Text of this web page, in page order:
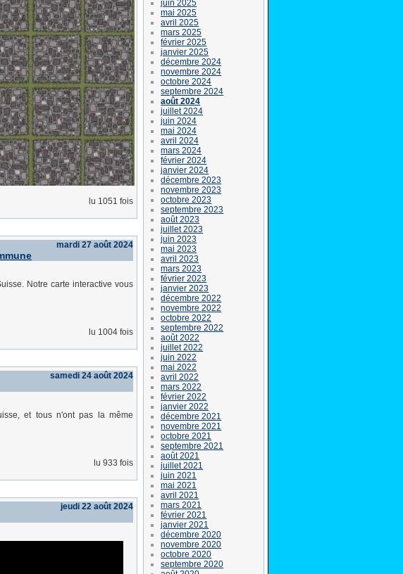
lu 1051 fois
mardi 27 août 2024
Notre carte interactive vous
lu 1004 fois
samedi 24 août 2024
et tous n'ont pas la même
lu 933 fois
jeudi 22 août 2024
juin 2025
mai 2025
avril 2025
mars 2025
février 2025
janvier 2025
décembre 2024
novembre 2024
octobre 2024
septembre 2024
août 2024
juillet 2024
juin 2024
mai 2024
avril 2024
mars 2024
février 2024
janvier 2024
décembre 2023
novembre 2023
octobre 2023
septembre 2023
août 2023
juillet 2023
juin 2023
mai 2023
avril 2023
mars 2023
février 2023
janvier 2023
décembre 2022
novembre 2022
octobre 2022
septembre 2022
août 2022
juillet 2022
juin 2022
mai 2022
avril 2022
mars 2022
février 2022
janvier 2022
décembre 2021
novembre 2021
octobre 2021
septembre 2021
août 2021
juillet 2021
juin 2021
mai 2021
avril 2021
mars 2021
février 2021
janvier 2021
décembre 2020
novembre 2020
octobre 2020
septembre 2020